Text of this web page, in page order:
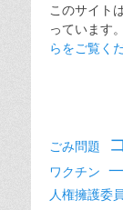
このサイト
っています。
らをご覧く
ごみ問題
ワクチン
人権擁護委員